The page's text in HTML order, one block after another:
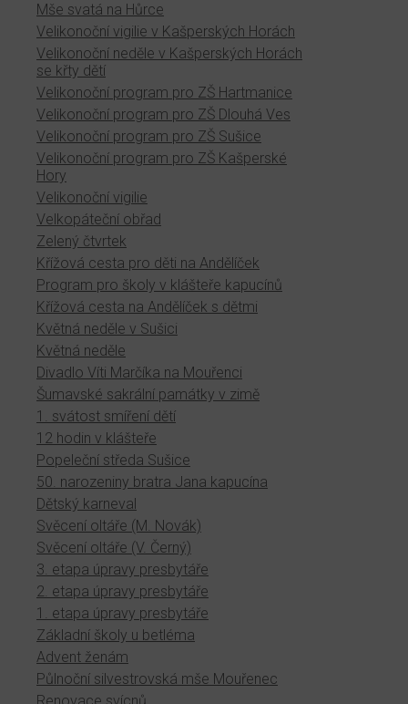
Mše svatá na Hůrce
Velikonoční vigilie v Kašperských Horách
Velikonoční neděle v Kašperských Horách
se křty dětí
Velikonoční program pro ZŠ Hartmanice
Velikonoční program pro ZŠ Dlouhá Ves
Velikonoční program pro ZŠ Sušice
Velikonoční program pro ZŠ Kašperské
Hory
Velikonoční vigilie
Velkopáteční obřad
Zelený čtvrtek
Křížová cesta pro děti na Andělíček
Program pro školy v klášteře kapucínů
Křížová cesta na Andělíček s dětmi
Květná neděle v Sušici
Květná neděle
Divadlo Víti Marčíka na Mouřenci
Šumavské sakrální památky v zimě
1. svátost smíření dětí
12 hodin v klášteře
Popeleční středa Sušice
50. narozeniny bratra Jana kapucína
Dětský karneval
Svěcení oltáře (M. Novák)
Svěcení oltáře (V. Černý)
3. etapa úpravy presbytáře
2. etapa úpravy presbytáře
1. etapa úpravy presbytáře
Základní školy u betléma
Advent ženám
Půlnoční silvestrovská mše Mouřenec